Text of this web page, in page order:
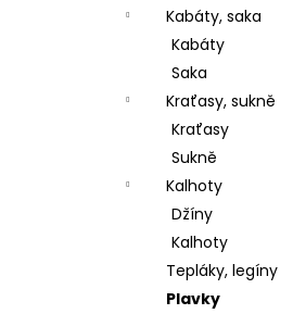
Kabáty, saka
Kabáty
Saka
Kraťasy, sukně
Kraťasy
Sukně
Kalhoty
Džíny
Kalhoty
Tepláky, legíny
Plavky